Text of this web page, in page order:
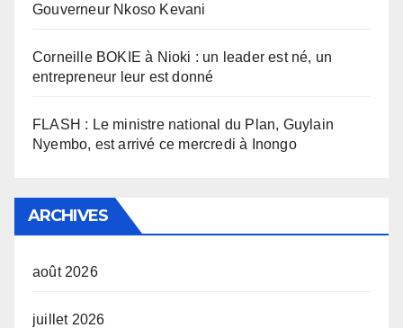
Gouverneur Nkoso Kevani
Corneille BOKIE à Nioki : un leader est né, un
entrepreneur leur est donné
FLASH : Le ministre national du Plan, Guylain
Nyembo, est arrivé ce mercredi à Inongo
ARCHIVES
août 2026
juillet 2026